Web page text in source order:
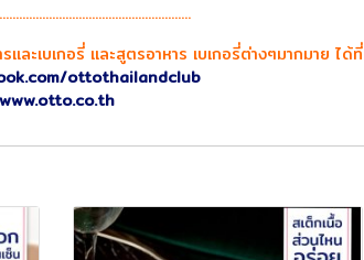
และเบเกอรี่ และสูตรอาหาร เบเกอรี่ต่างๆมากมาย ได้ที่
ottothailandclub
www.otto.co.th